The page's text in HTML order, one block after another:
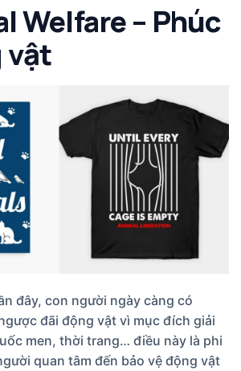
Welfare – Phúc
vật
đây, con người ngày càng có
đãi động vật vì mục đích giải
men, thời trang… điều này là phi
quan tâm đến bảo vệ động vật